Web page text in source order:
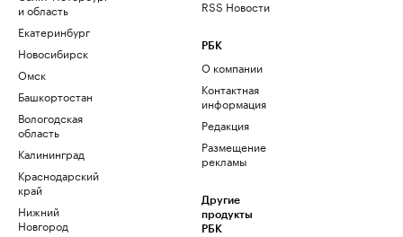
и область
Екатеринбург
Новосибирск
Омск
Башкортостан
Вологодская
область
Калининград
Краснодарский
край
Нижний
Новгород
RSS Новости
РБК
О компании
Контактная
информация
Редакция
Размещение
рекламы
Другие
продукты
РБК